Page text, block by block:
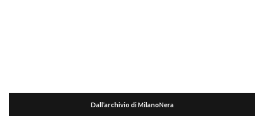
Dall’archivio di MilanoNera